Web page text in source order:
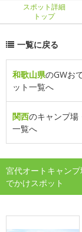
スポット詳細
トップ
一覧に戻る
和歌山県のGWお
ット一覧へ
関西のキャンプ場
一覧へ
宮代オートキャン
でかけスポット